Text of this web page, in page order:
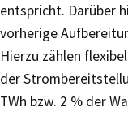
entspricht. Darüber
vorherige
Hierzu zählen
der
TWh bzw. 2 % der